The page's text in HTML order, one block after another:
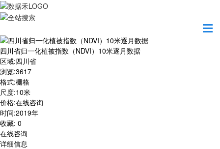
四川省归一化植被指数（NDVI）10米逐月数据
四川省归一化植被指数（NDVI）10米逐月数据
区域:四川省
浏览:3617
格式:栅格
尺度:10米
价格:在线咨询
时间:2019年
收藏: 0
在线咨询
详细信息